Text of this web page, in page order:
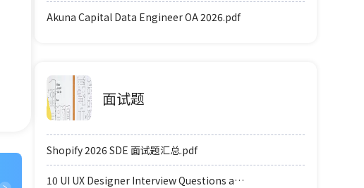
Akuna Capital Data Engineer OA 2026.pdf
面试题
Shopify 2026 SDE 面试题汇总.pdf
10 UI UX Designer Interview Questions and Answers.pdf